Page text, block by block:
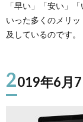
「早い」「安い」
いった多くのメリ
及しているのです。
2019年6月